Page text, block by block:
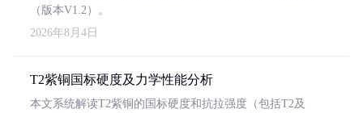
（版本V1.2）。
2026年8月4日
T2紫铜国标硬度及力学性能分析
本文系统解读T2紫铜的国标硬度和抗拉强度（包括T2及